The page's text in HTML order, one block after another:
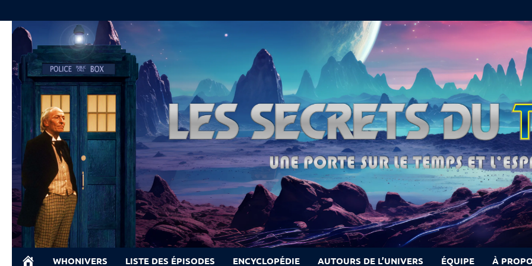
content
WHONIVERS LISTE DES ÉPISODES ENCYCLOPÉDIE AUTOURS DE L’UNIVERS ÉQUIPE À